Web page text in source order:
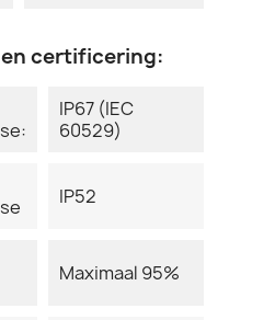
certificering:
IP67 (IEC
60529)
IP52
Maximaal 95%